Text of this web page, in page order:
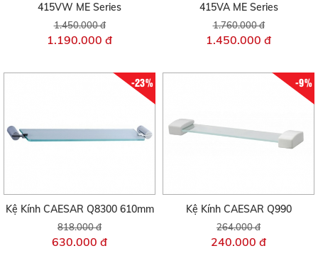
415VW ME Series
1.450.000 đ
1.190.000 đ
415VA ME Series
1.760.000 đ
1.450.000 đ
-23%
Kệ Kính CAESAR Q8300 610mm
818.000 đ
630.000 đ
-9%
Kệ Kính CAESAR Q990
264.000 đ
240.000 đ